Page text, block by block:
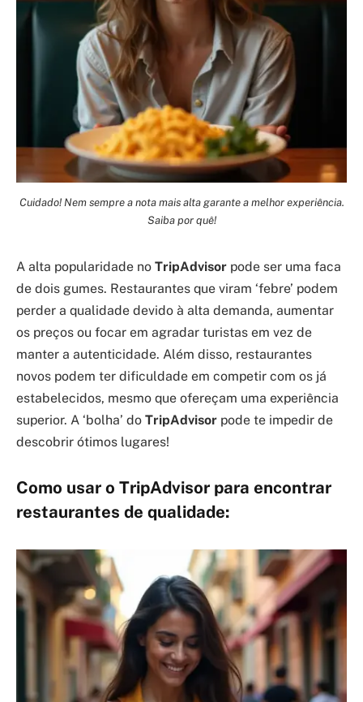
Cuidado! Nem sempre a nota mais alta garante a melhor experiência.
Saiba por quê!
A alta popularidade no TripAdvisor pode ser uma faca
de dois gumes. Restaurantes que viram ‘febre’ podem
perder a qualidade devido à alta demanda, aumentar
os preços ou focar em agradar turistas em vez de
manter a autenticidade. Além disso, restaurantes
novos podem ter dificuldade em competir com os já
estabelecidos, mesmo que ofereçam uma experiência
superior. A ‘bolha’ do TripAdvisor pode te impedir de
descobrir ótimos lugares!
Como usar o TripAdvisor para encontrar
restaurantes de qualidade: